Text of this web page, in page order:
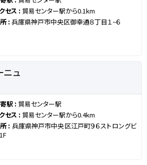
セス : 貿易センター駅から0.1km
: 兵庫県神戸市中央区御幸通８丁目１−６
ニュ
駅 : 貿易センター駅
セス : 貿易センター駅から0.4km
: 兵庫県神戸市中央区江戸町９６ストロングビ